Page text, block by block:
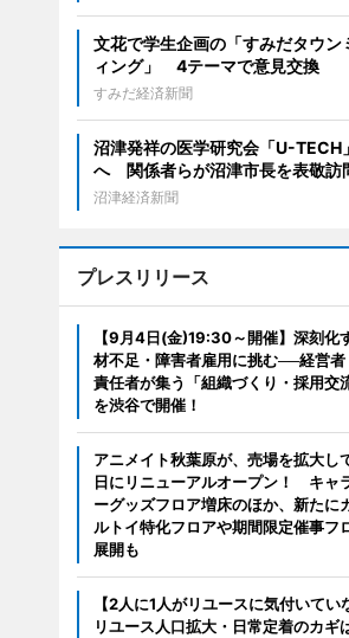
文花で学生企画の「すみだタウン
ィング」 4テーマで意見交換
すみだ経済新聞
沼津発祥の医学研究会「U-TECH
へ 関係者らが沼津市長を表敬訪
沼津経済新聞
プレスリリース
【9月4日(金)19:30～開催】深刻化
材不足・障害者雇用に挑む──経営者
責任者が集う「組織づくり・採用交
を渋谷で開催！
アニメイト秋葉原が、売場を拡大し
日にリニューアルオープン！ キャ
ーグッズフロア増床のほか、新たに
ルトイ特化フロアや期間限定催事フ
展開も
【2人に1人がリユースに気付いてい
リユース人口拡大・日常定着のカギ